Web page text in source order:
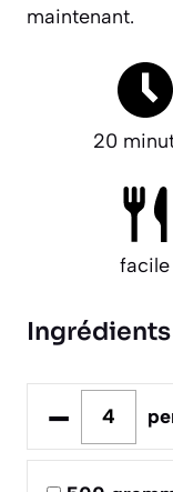
maintenant.
20
facile
Ingrédients
–